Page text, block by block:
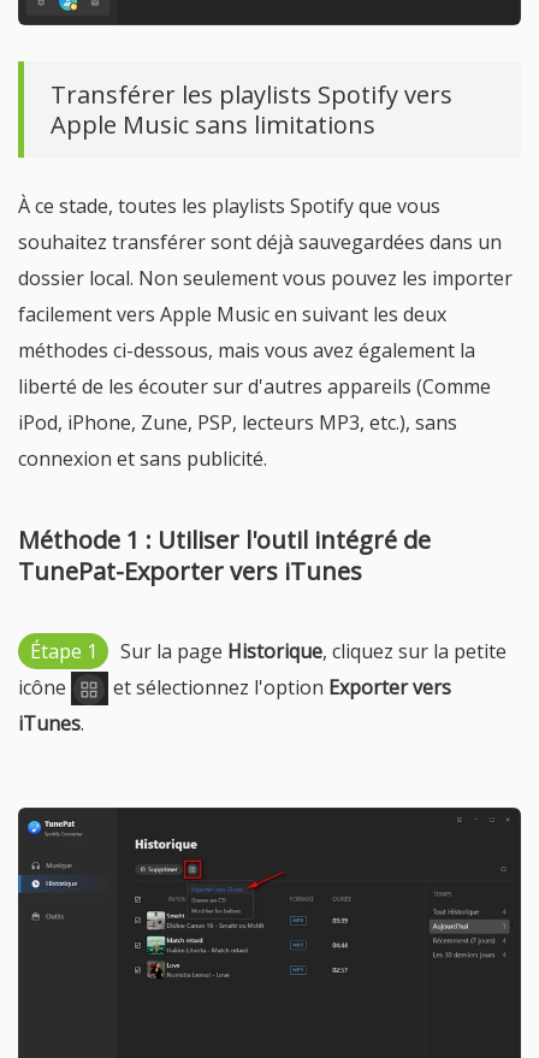
Transférer les playlists Spotify vers
Apple Music sans limitations
À ce stade, toutes les playlists Spotify que vous
souhaitez transférer sont déjà sauvegardées dans un
dossier local. Non seulement vous pouvez les importer
facilement vers Apple Music en suivant les deux
méthodes ci-dessous, mais vous avez également la
liberté de les écouter sur d'autres appareils (Comme
iPod, iPhone, Zune, PSP, lecteurs MP3, etc.), sans
connexion et sans publicité.
Méthode 1 : Utiliser l'outil intégré de
TunePat-Exporter vers iTunes
Étape 1 Sur la page Historique, cliquez sur la petite
icône
et sélectionnez l'option Exporter vers
iTunes.